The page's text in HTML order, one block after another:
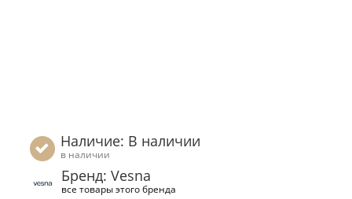
Наличие: В наличии
в наличии
Бренд: Vesna
все товары этого бренда